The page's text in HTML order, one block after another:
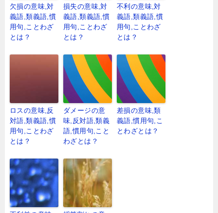
欠損の意味,対
義語,類義語,慣
用句,ことわざ
とは？
損失の意味,対
義語,類義語,慣
用句,ことわざ
とは？
不利の意味,対
義語,類義語,慣
用句,ことわざ
とは？
ロスの意味,反
対語,類義語,慣
用句,ことわざ
とは？
ダメージの意
味,反対語,類義
語,慣用句,こと
わざとは？
差損の意味,類
義語,慣用句,こ
とわざとは？